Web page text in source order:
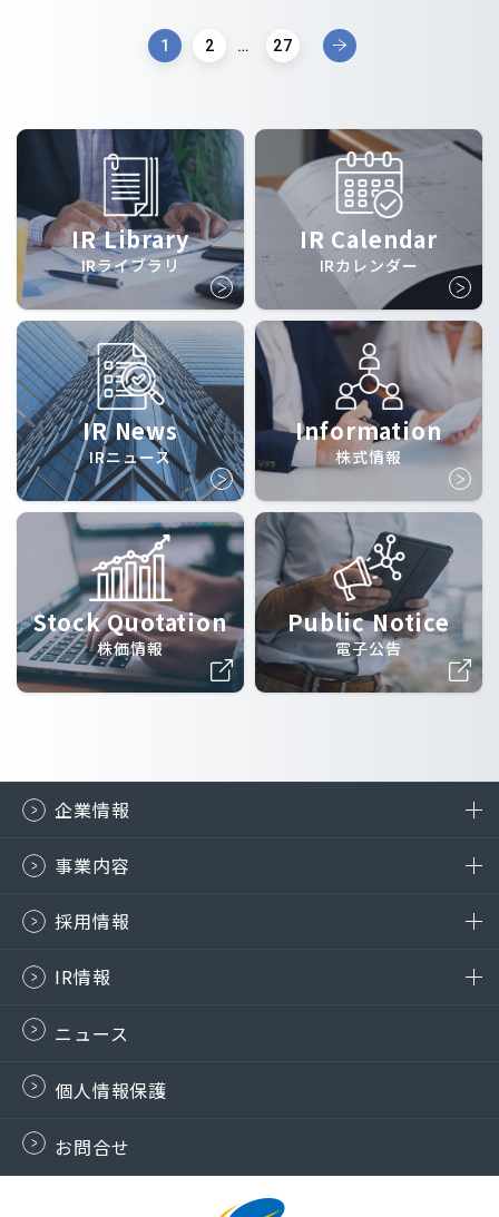
1 2 … 27
IR Library
IRライブラリ
IR Calendar
IRカレンダー
IR News
IRニュース
Information
株式情報
Stock Quotation
株価情報
Public Notice
電子公告
企業情報
事業内容
採用情報
IR情報
ニュース
個人情報保護
お問合せ